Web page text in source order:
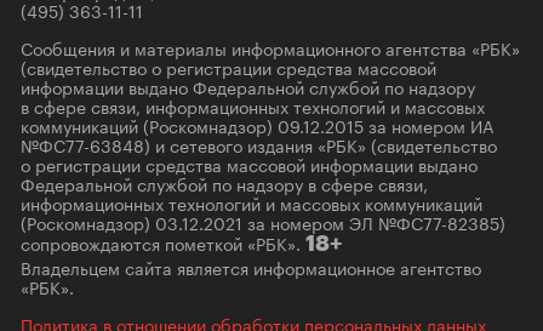
(495) 363-11-11
Сообщения и материалы информационного агентства «РБК»
(свидетельство о регистрации средства массовой
информации выдано Федеральной службой по надзору
в сфере связи, информационных технологий и массовых
коммуникаций (Роскомнадзор) 09.12.2015 за номером ИА
№ФС77-63848) и сетевого издания «РБК» (свидетельство
о регистрации средства массовой информации выдано
Федеральной службой по надзору в сфере связи,
информационных технологий и массовых коммуникаций
(Роскомнадзор) 03.12.2021 за номером ЭЛ №ФС77-82385)
сопровождаются пометкой «РБК». 18+
Владельцем сайта является информационное агентство
«РБК».
Политика в отношении обработки персональных данных